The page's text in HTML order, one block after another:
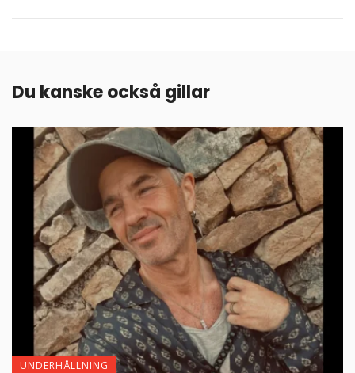
Du kanske också gillar
UNDERHÅLLNING